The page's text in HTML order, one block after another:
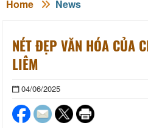
Home News
NÉT ĐẸP VĂN HÓA CỦA
LIÊM
04/06/2025